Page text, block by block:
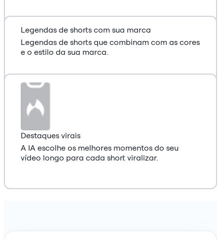
Legendas de shorts com sua marca
Legendas de shorts que combinam com as cores
e o estilo da sua marca.
Destaques virais
A IA escolhe os melhores momentos do seu
vídeo longo para cada short viralizar.